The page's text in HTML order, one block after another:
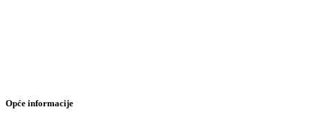
Opće informacije